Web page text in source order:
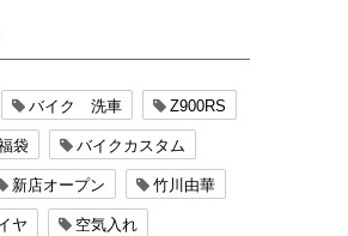
バイク 洗車 Z900RS
袋 バイクカスタム
新店オープン 竹川由華
ヤ 空気入れ